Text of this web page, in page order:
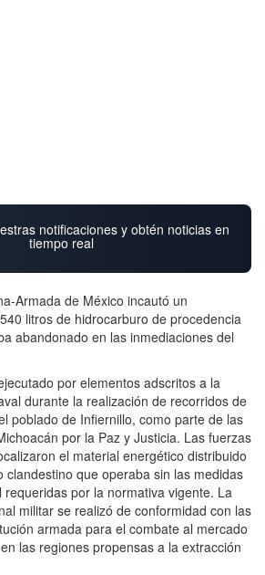
notificaciones y obtén noticias en
tiempo real
Armada de México incautó un
litros de hidrocarburo de procedencia
abandonado en las inmediaciones del
por elementos adscritos a la
durante la realización de recorridos de
poblado de Infiernillo, como parte de las
por la Paz y Justicia. Las fuerzas
el material energético distribuido
clandestino que operaba sin las medidas
por la normativa vigente. La
militar se realizó de conformidad con las
armada para el combate al mercado
las regiones propensas a la extracción